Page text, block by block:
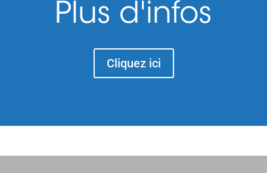
Plus d'infos
Cliquez ici